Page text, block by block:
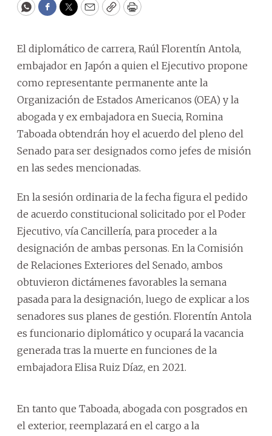
WhatsApp
Facebook
Twitter
EmailCopyPrint
El diplomático de carrera, Raúl Florentín Antola,
embajador en Japón a quien el Ejecutivo propone
como representante permanente ante la
Organización de Estados Americanos (OEA) y la
abogada y ex embajadora en Suecia, Romina
Taboada obtendrán hoy el acuerdo del pleno del
Senado para ser designados como jefes de misión
en las sedes mencionadas.
En la sesión ordinaria de la fecha figura el pedido
de acuerdo constitucional solicitado por el Poder
Ejecutivo, vía Cancillería, para proceder a la
designación de ambas personas. En la Comisión
de Relaciones Exteriores del Senado, ambos
obtuvieron dictámenes favorables la semana
pasada para la designación, luego de explicar a los
senadores sus planes de gestión. Florentín Antola
es funcionario diplomático y ocupará la vacancia
generada tras la muerte en funciones de la
embajadora Elisa Ruiz Díaz, en 2021.
En tanto que Taboada, abogada con posgrados en
el exterior, reemplazará en el cargo a la